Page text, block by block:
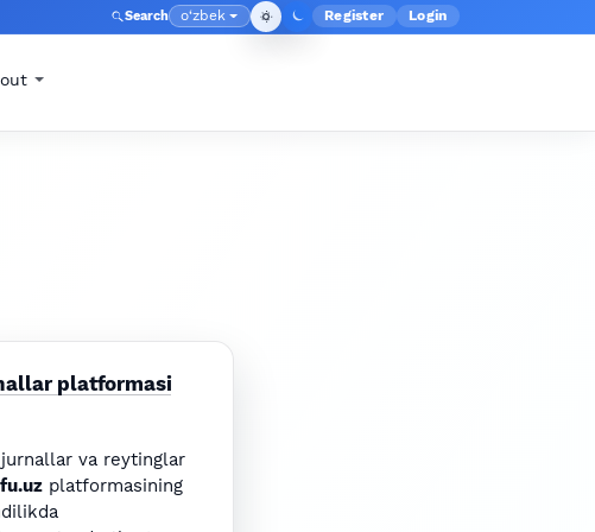
Search Language
o‘zbek Admin menyusi
Register Login
platformasi
va reytinglar
platformasining